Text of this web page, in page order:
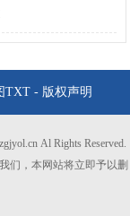
TXT- 版权声明
Al Rights Reserved.
们，本网站将立即予以删